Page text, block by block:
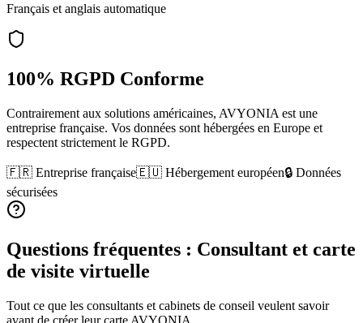
Français et anglais automatique
100% RGPD Conforme
Contrairement aux solutions américaines, AVYONIA est une
entreprise française. Vos données sont hébergées en Europe et
respectent strictement le RGPD.
🇫🇷 Entreprise française🇪🇺 Hébergement européen🔒 Données
sécurisées
Questions fréquentes : Consultant et carte
de visite virtuelle
Tout ce que les consultants et cabinets de conseil veulent savoir
avant de créer leur carte AVYONIA.